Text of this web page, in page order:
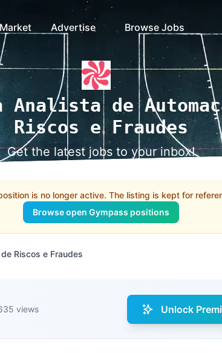
Advertise Browse Jobs
de
Riscos e Fraudes
Get the latest jobs to your inbox!
is no longer active. The listing is kept for
Browse open Gympass positions
Riscos e Fraudes
views Unlock